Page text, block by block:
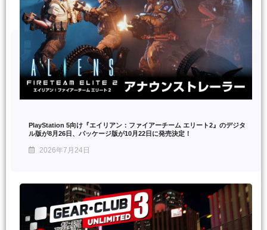
PlayStation 5向け『エイリアン：ファイアーチーム エリート2』のデジタ
ル版が8月26日、パッケージ版が10月22日に発売決定！
2026年7月24日